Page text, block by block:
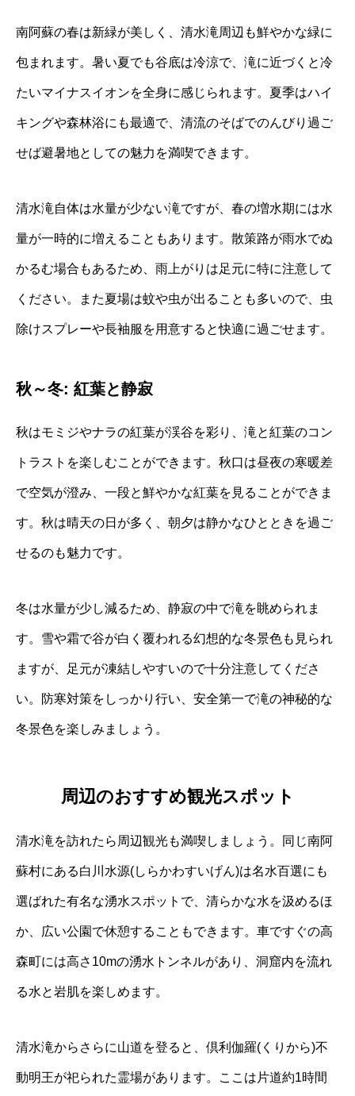
南阿蘇の春は新緑が美しく、清水滝周辺も鮮やかな緑に
包まれます。暑い夏でも谷底は冷涼で、滝に近づくと冷
たいマイナスイオンを全身に感じられます。夏季はハイ
キングや森林浴にも最適で、清流のそばでのんびり過ご
せば避暑地としての魅力を満喫できます。
清水滝自体は水量が少ない滝ですが、春の増水期には水
量が一時的に増えることもあります。散策路が雨水でぬ
かるむ場合もあるため、雨上がりは足元に特に注意して
ください。また夏場は蚊や虫が出ることも多いので、虫
除けスプレーや長袖服を用意すると快適に過ごせます。
秋～冬: 紅葉と静寂
秋はモミジやナラの紅葉が渓谷を彩り、滝と紅葉のコン
トラストを楽しむことができます。秋口は昼夜の寒暖差
で空気が澄み、一段と鮮やかな紅葉を見ることができま
す。秋は晴天の日が多く、朝夕は静かなひとときを過ご
せるのも魅力です。
冬は水量が少し減るため、静寂の中で滝を眺められま
す。雪や霜で谷が白く覆われる幻想的な冬景色も見られ
ますが、足元が凍結しやすいので十分注意してくださ
い。防寒対策をしっかり行い、安全第一で滝の神秘的な
冬景色を楽しみましょう。
周辺のおすすめ観光スポット
清水滝を訪れたら周辺観光も満喫しましょう。同じ南阿
蘇村にある白川水源(しらかわすいげん)は名水百選にも
選ばれた有名な湧水スポットで、清らかな水を汲めるほ
か、広い公園で休憩することもできます。車ですぐの高
森町には高さ10mの湧水トンネルがあり、洞窟内を流れ
る水と岩肌を楽しめます。
清水滝からさらに山道を登ると、倶利伽羅(くりから)不
動明王が祀られた霊場があります。ここは片道約1時間